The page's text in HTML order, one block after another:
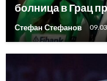
болница в Грац
Стефан Стефанов